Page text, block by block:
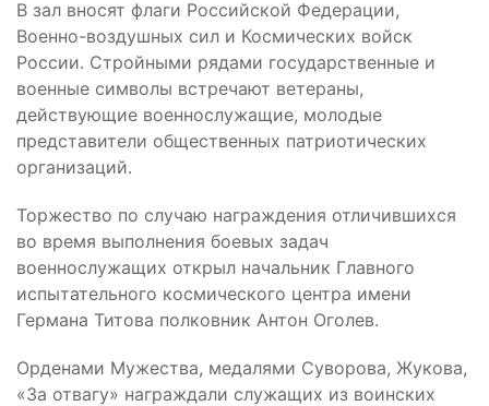
В зал вносят флаги Российской Федерации,
Военно-воздушных сил и Космических войск
России. Стройными рядами государственные и
военные символы встречают ветераны,
действующие военнослужащие, молодые
представители общественных патриотических
организаций.
Торжество по случаю награждения отличившихся
во время выполнения боевых задач
военнослужащих открыл начальник Главного
испытательного космического центра имени
Германа Титова полковник Антон Оголев.
Орденами Мужества, медалями Суворова, Жукова,
«За отвагу» награждали служащих из воинских